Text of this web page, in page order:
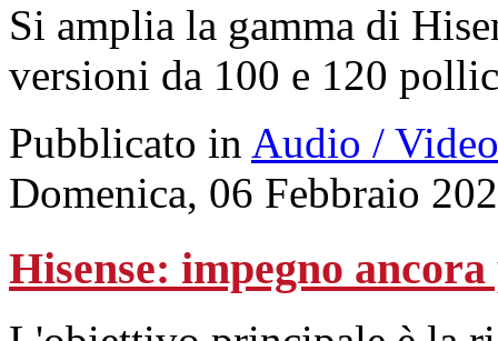
Si amplia la gamma di
versioni da 100 e 120
Pubblicato in Audio / Video
Domenica, 06 Febbraio
Hisense: impegno